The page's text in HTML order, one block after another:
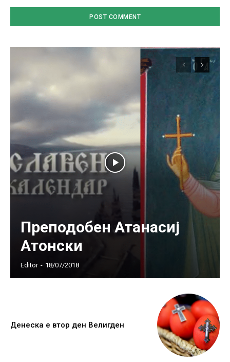
Преподобен Атанасиј
Атонски
Editor - 18/07/2018
Денеска е втор ден Велигден